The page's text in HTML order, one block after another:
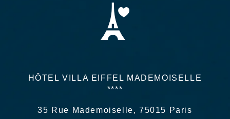
HÔTEL VILLA EIFFEL MADEMOISELLE
****
35 Rue Mademoiselle, 75015 Paris